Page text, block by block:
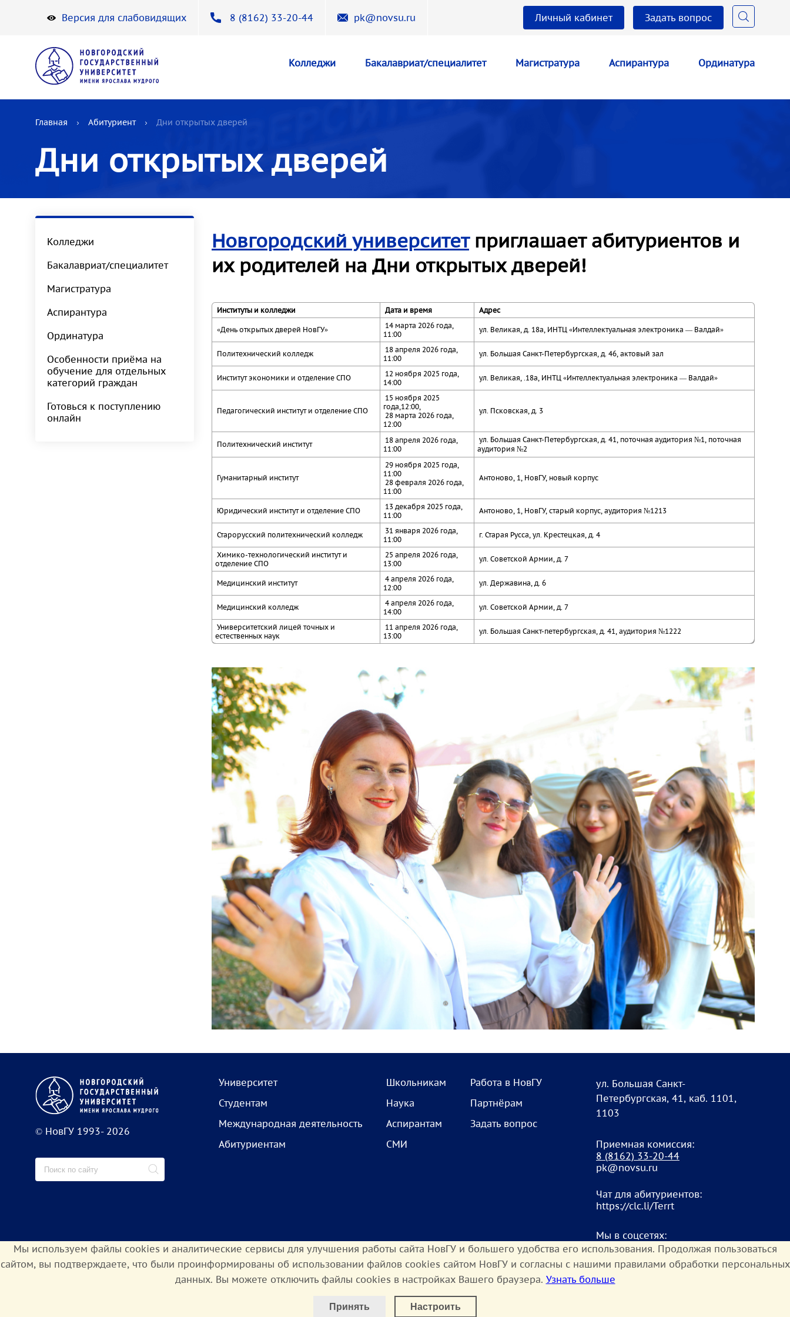
Версия для слабовидящих 8 (8162) 33-20-44 pk@novsu.ru Личный кабинет Задать вопрос
Колледжи Бакалавриат/специалитет Магистратура Аспирантура Ординатура
Главная Абитуриент Дни открытых дверей
Дни открытых дверей
Колледжи
Бакалавриат/специалитет
Магистратура
Аспирантура
Ординатура
Особенности приёма на
обучение для отдельных
категорий граждан
Готовься к поступлению
онлайн
Новгородский университетприглашает абитуриентов и
их родителей на Дни открытых дверей!
Институты и колледжи Дата и время Адрес
«День открытых дверей НовГУ»
14 марта 2026 года,
11:00
ул. Великая, д. 18а, ИНТЦ «Интеллектуальная электроника — Валдай»
Политехнический колледж
18 апреля 2026 года,
11:00
ул. Большая Санкт-Петербургская, д. 46, актовый зал
Институт экономики и отделение СПО
12 ноября 2025 года,
14:00
ул. Великая, .18а, ИНТЦ «Интеллектуальная электроника — Валдай»
Педагогический институт и отделение СПО
15 ноября 2025
года,12:00,
28 марта 2026 года,
12:00
ул. Псковская, д. 3
Политехнический институт
18 апреля 2026 года,
11:00
ул. Большая Санкт-Петербургская, д. 41, поточная аудитория №1, поточная
аудитория №2
Гуманитарный институт
29 ноября 2025 года,
11:00
28 февраля 2026 года,
11:00
Антоново, 1, НовГУ, новый корпус
Юридический институт и отделение СПО
13 декабря 2025 года,
11:00
Антоново, 1, НовГУ, старый корпус, аудитория №1213
Старорусский политехнический колледж
31 января 2026 года,
11:00
г. Старая Русса, ул. Крестецкая, д. 4
Химико-технологический институт и
отделение СПО
25 апреля 2026 года,
13:00
ул. Советской Армии, д. 7
Медицинский институт
4 апреля 2026 года,
12:00
ул. Державина, д. 6
Медицинский колледж
4 апреля 2026 года,
14:00
ул. Советской Армии, д. 7
Университетский лицей точных и
естественных наук
11 апреля 2026 года,
13:00
ул. Большая Санкт-петербургская, д. 41, аудитория №1222
© НовГУ 1993- 2026
Университет
Студентам
Международная деятельность
Абитуриентам
Школьникам
Наука
Аспирантам
СМИ
Работа в НовГУ
Партнёрам
Задать вопрос
ул. Большая Санкт-
Петербургская, 41, каб. 1101,
1103
Приемная комиссия:
8 (8162) 33-20-44
pk@novsu.ru
Чат для абитуриентов:
https://clc.li/Terrt
Мы в соцсетях:
Политика конфиденциальности Доступная среда
Мы используем файлы cookies и аналитические сервисы для улучшения работы сайта НовГУ и большего удобства его использования. Продолжая пользоваться
сайтом, вы подтверждаете, что были проинформированы об использовании файлов cookies сайтом НовГУ и согласны с нашими правилами обработки персональных
данных. Вы можете отключить файлы cookies в настройках Вашего браузера. Узнать больше
Настроить Cookie
Минимальные
Принять Настроить